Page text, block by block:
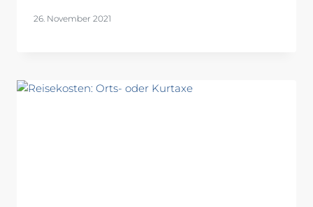
26. November 2021